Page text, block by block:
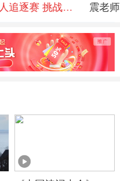
人追逐赛 挑战
震老
排云
到碧霄